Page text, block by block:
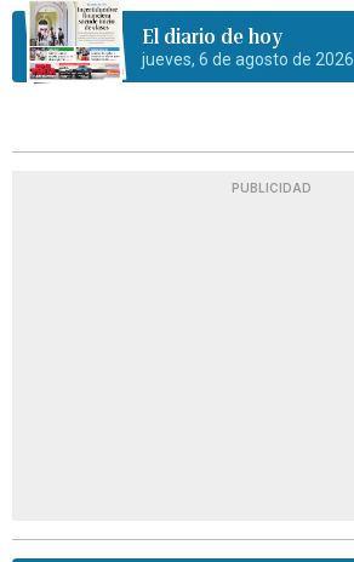
El diario de hoy
jueves, 6 de agosto de 2026
PUBLICIDAD